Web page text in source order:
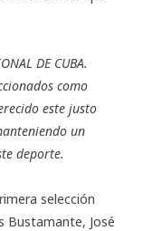
DE CUBA.
como
este justo
un
deporte.
selección
Bustamante, José